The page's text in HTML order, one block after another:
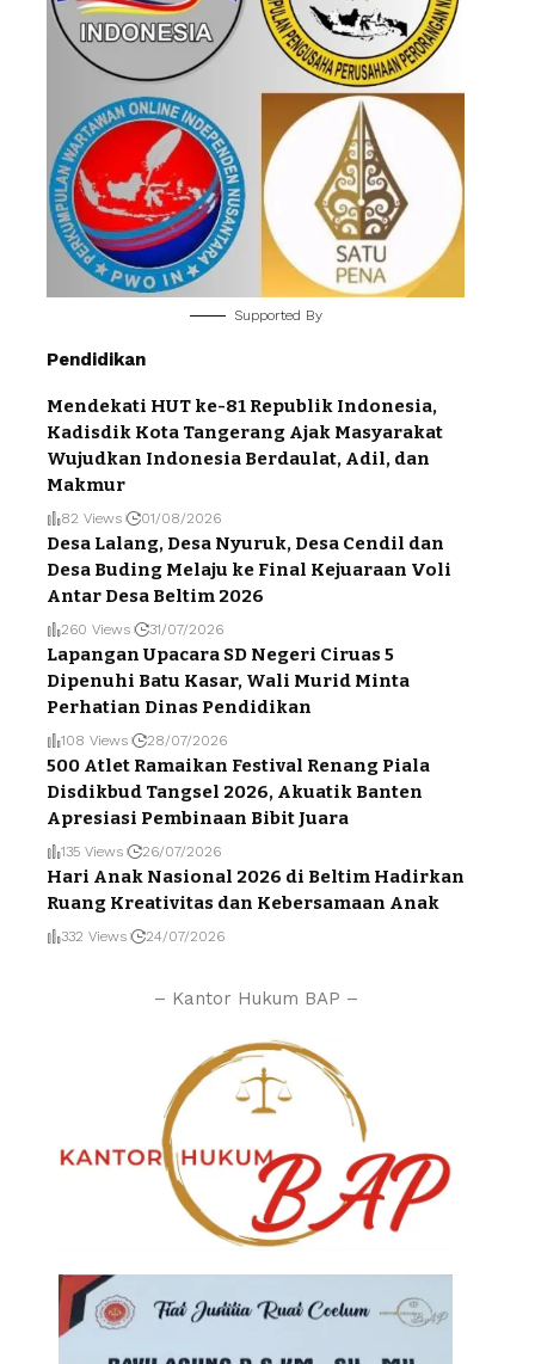
Supported By
Pendidikan
Mendekati HUT ke-81 Republik Indonesia,
Kadisdik Kota Tangerang Ajak Masyarakat
Wujudkan Indonesia Berdaulat, Adil, dan
Makmur
82 Views 01/08/2026
Desa Lalang, Desa Nyuruk, Desa Cendil dan
Desa Buding Melaju ke Final Kejuaraan Voli
Antar Desa Beltim 2026
260 Views 31/07/2026
Lapangan Upacara SD Negeri Ciruas 5
Dipenuhi Batu Kasar, Wali Murid Minta
Perhatian Dinas Pendidikan
108 Views 28/07/2026
500 Atlet Ramaikan Festival Renang Piala
Disdikbud Tangsel 2026, Akuatik Banten
Apresiasi Pembinaan Bibit Juara
135 Views 26/07/2026
Hari Anak Nasional 2026 di Beltim Hadirkan
Ruang Kreativitas dan Kebersamaan Anak
332 Views 24/07/2026
– Kantor Hukum BAP –